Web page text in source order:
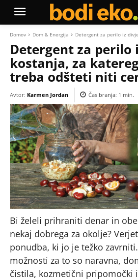
Domov Dom & Energija Detergent za perilo iz
Detergent za perilo
kostanja, za
treba odšteti niti
Avtor: Karmen Jordan Čas branja: 1 min.
Bi želeli prihraniti denar in
nekaj dobrega za okolje?
ponudba, ki jo je težko
možnosti za to so naravna,
čistila, kozmetični pripomočki